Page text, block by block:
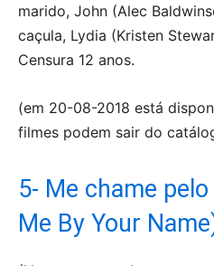
marido, John (Alec
caçula, Lydia (Kristen
Censura 12 anos.
(em 20-08-2018 está
filmes podem sair do
5- Me chame pelo
Me By Your